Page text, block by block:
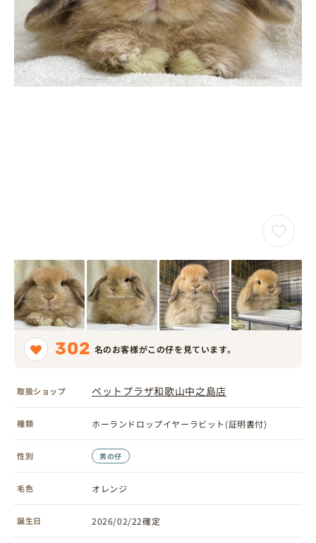
302 名のお客様がこの仔を見ています。
取扱ショップ ペットプラザ和歌山中之島店
種類 ホーランドロップイヤーラビット(証明書付)
性別 男の仔
毛色 オレンジ
誕生日 2026/02/22確定